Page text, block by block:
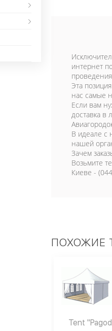
интернет
Эта
нас самые
Если вам
доставка в
В идеале с
нашей
Зачем
Возьмите
Киеве -
ПОХОЖИЕ
Tent